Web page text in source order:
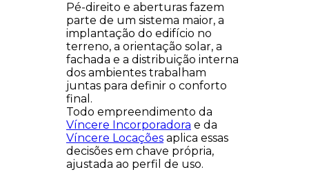
Pé-direito e aberturas fazem
parte de um sistema maior, a
implantação do edifício no
terreno, a orientação solar, a
fachada e a distribuição interna
dos ambientes trabalham
juntas para definir o conforto
final.
Todo empreendimento da
Víncere Incorporadora e da
Víncere Locações aplica essas
decisões em chave própria,
ajustada ao perfil de uso.